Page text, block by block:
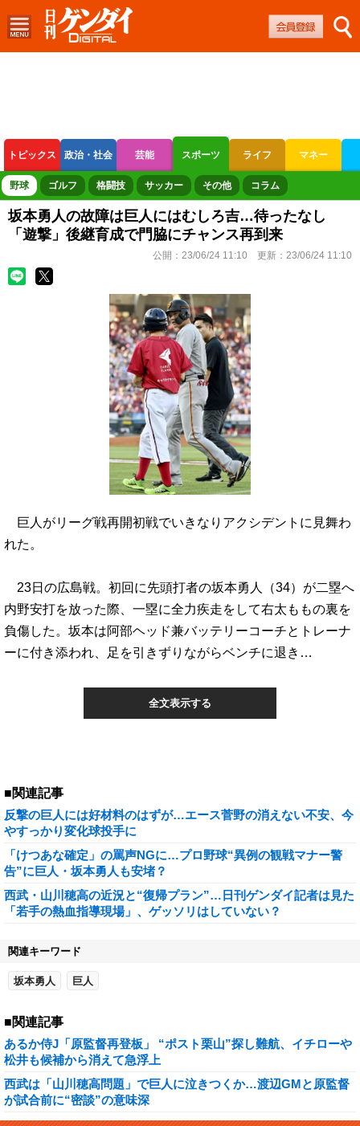
トピックス 政治・社会 芸能 スポーツ ライフ マネー
ボートレース 競輪 オートレース
野球 ゴルフ 格闘技 サッカー その他 コラム
坂本勇人の故障は巨人にはむしろ吉…待ったなし
「遊撃」後継育成で門脇にチャンス再到来
公開： 23/06/24 11:10 更新： 23/06/24 11:10
巨人がリーグ戦再開初戦でいきなりアクシデントに見舞わ
れた。
23日の広島戦。初回に先頭打者の坂本勇人（34）が二塁へ
内野安打を放った際、一塁に全力疾走をして右太ももの裏を
負傷した。坂本は阿部ヘッド兼バッテリーコーチとトレーナ
ーに付き添われ、足を引きずりながらベンチに退き…
全文表示する
■関連記事
反撃の巨人には好材料のはずが…エース菅野の消えない不安、今
やすっかり変化球投手に
「けつあな確定」の罵声NGに…プロ野球“異例の観戦マナー警
告”に巨人・坂本勇人も安堵？
西武・山川穂高の近況と“復帰プラン”…日刊ゲンダイ記者は見た
「若手の熱血指導現場」、ゲッソリはしていない？
関連キーワード
坂本勇人 巨人
■関連記事
あるか侍J「原監督再登板」 “ポスト栗山”探し難航、イチローや
松井も候補から消えて急浮上
西武は「山川穂高問題」で巨人に泣きつくか…渡辺GMと原監督
が試合前に“密談”の意味深